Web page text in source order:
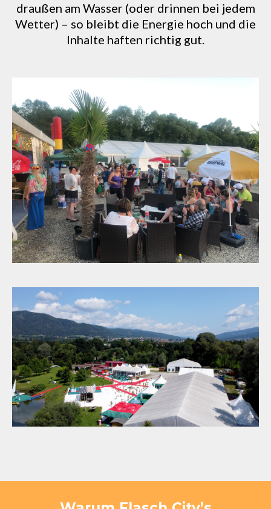
draußen am Wasser (oder drinnen bei jedem
Wetter) – so bleibt die Energie hoch und die
Inhalte haften richtig gut.